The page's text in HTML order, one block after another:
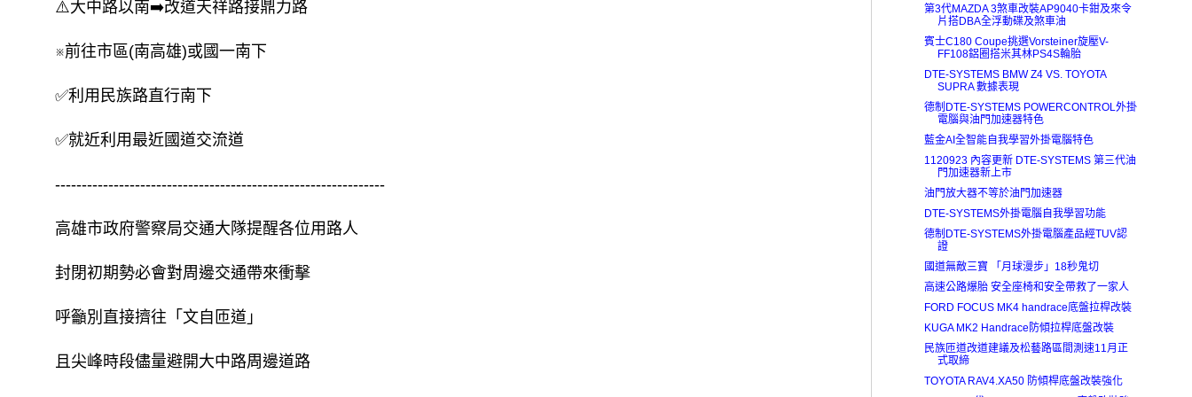
⚠️大中路以南➡️改道天祥路接鼎力路
※前往市區(南高雄)或國一南下
✅利用民族路直行南下
✅就近利用最近國道交流道
--------------------------------------------------------------
高雄市政府警察局交通大隊提醒各位用路人
封閉初期勢必會對周邊交通帶來衝擊
呼籲別直接擠往「文自匝道」
且尖峰時段儘量避開大中路周邊道路
第3代MAZDA 3煞車改裝AP9040卡鉗及來令
片搭DBA全浮動碟及煞車油
賓士C180 Coupe挑選Vorsteiner旋壓V-
FF108鋁圈搭米其林PS4S輪胎
DTE-SYSTEMS BMW Z4 VS. TOYOTA
SUPRA 數據表現
德制DTE-SYSTEMS POWERCONTROL外掛
電腦與油門加速器特色
藍金AI全智能自我學習外掛電腦特色
1120923 內容更新 DTE-SYSTEMS 第三代油
門加速器新上市
油門放大器不等於油門加速器
DTE-SYSTEMS外掛電腦自我學習功能
德制DTE-SYSTEMS外掛電腦產品經TUV認
證
國道無敵三寶 「月球漫步」18秒鬼切
高速公路爆胎 安全座椅和安全帶救了一家人
FORD FOCUS MK4 handrace底盤拉桿改裝
KUGA MK2 Handrace防傾拉桿底盤改裝
民族匝道改道建議及松藝路區間測速11月正
式取締
TOYOTA RAV4.XA50 防傾桿底盤改裝強化